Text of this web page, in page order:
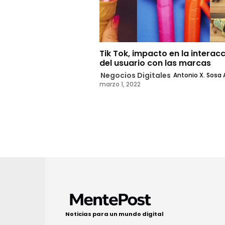
Tik Tok, impacto en la
del usuario con las marcas
Negocios Digitales Antonio X. Sosa
marzo 1, 2022
Noticias para un mundo digital